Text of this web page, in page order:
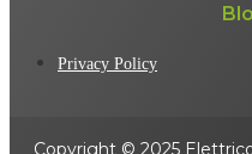
Privacy Policy
Copyright © 2025